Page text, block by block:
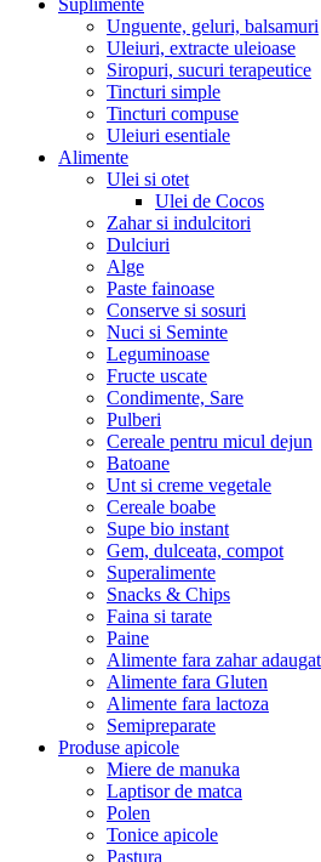
Suplimente
Unguente, geluri, balsamuri
Uleiuri, extracte uleioase
Siropuri, sucuri terapeutice
Tincturi simple
Tincturi compuse
Uleiuri esentiale
Alimente
Ulei si otet
Ulei de Cocos
Zahar si indulcitori
Dulciuri
Alge
Paste fainoase
Conserve si sosuri
Nuci si Seminte
Leguminoase
Fructe uscate
Condimente, Sare
Pulberi
Cereale pentru micul dejun
Batoane
Unt si creme vegetale
Cereale boabe
Supe bio instant
Gem, dulceata, compot
Superalimente
Snacks & Chips
Faina si tarate
Paine
Alimente fara zahar adaugat
Alimente fara Gluten
Alimente fara lactoza
Semipreparate
Produse apicole
Miere de manuka
Laptisor de matca
Polen
Tonice apicole
Pastura